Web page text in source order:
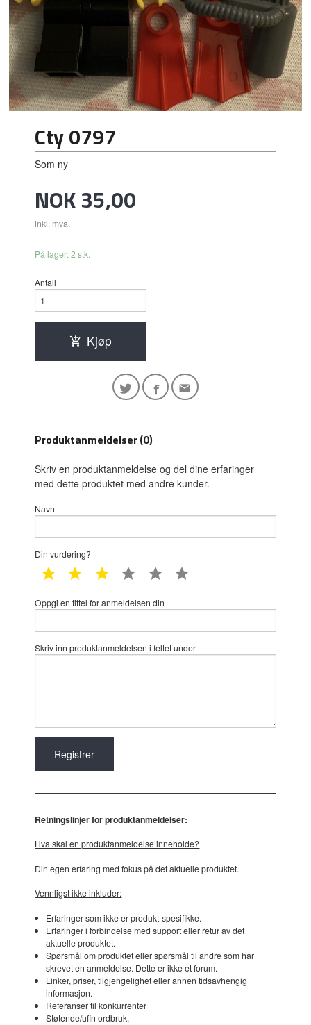
Cty 0797
Som ny
Pris
NOK35,00
inkl. mva.
På lager: 2 stk.
Antall
Kjøp
Produktanmeldelser (0)
Skriv en produktanmeldelse og del dine erfaringer
med dette produktet med andre kunder.
Navn
Din vurdering?
1 star 2 star 3 star 4 star 5 star
Oppgi en tittel for anmeldelsen din
Skriv inn produktanmeldelsen i feltet under
Retningslinjer for produktanmeldelser:
Hva skal en produktanmeldelse inneholde?
Din egen erfaring med fokus på det aktuelle produktet.
Vennligst ikke inkluder:
Erfaringer som ikke er produkt-spesifikke.
Erfaringer i forbindelse med support eller retur av det
aktuelle produktet.
Spørsmål om produktet eller spørsmål til andre som har
skrevet en anmeldelse. Dette er ikke et forum.
Linker, priser, tilgjengelighet eller annen tidsavhengig
informasjon.
Referanser til konkurrenter
Støtende/ufin ordbruk.